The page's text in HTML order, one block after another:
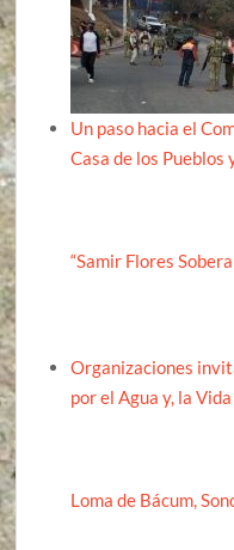
Un paso hacia el
Casa de los Pueblos
“Samir Flores
Organizaciones
por el Agua y, la
Loma de Bácum,